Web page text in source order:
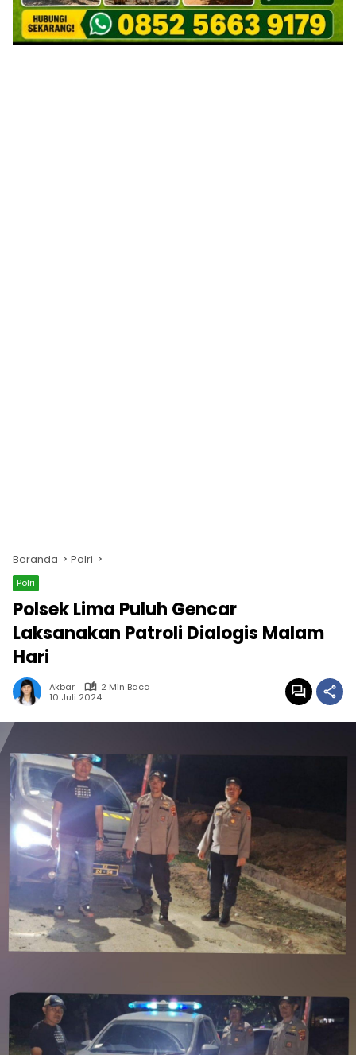
Beranda Polri
Polri
Polsek Lima Puluh Gencar
Laksanakan Patroli Dialogis Malam
Hari
Akbar
2 Min Baca
10 Juli 2024